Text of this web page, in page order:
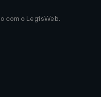
com o LegisWeb.